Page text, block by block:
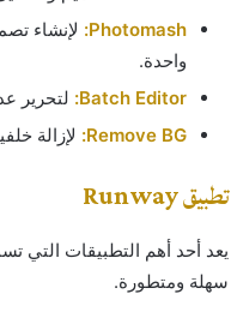
Photomash: لإنشاء
واحدة.
Batch Editor: لتحرير
Remove BG: لإزالة
تطبيق Runway
يعد أحد أهم التطبيقات التي
سهلة ومتطورة.